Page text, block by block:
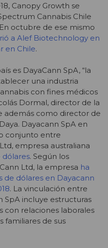
Canopy Growth se
Cannabis Chile
octubre de ese mismo
a Alef Biotechnology en
en Chile.
es DayaCann SpA, “la
una industria
con fines médicos
Dormal, director de la
además como director de
Dayacann SpA en
conjunto entre
empresa australiana
dólares. Según los
Ltd, la empresa ha
de dólares en Dayacann
. La vinculación entre
SpA incluye estructuras
con relaciones laborales
familiares de sus